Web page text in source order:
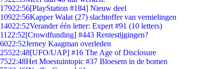
17922:56[PlayStation #184] Nieuw deel
10922:56Kapper Walat (27) slachtoffer van vernielingen
14022:52Verander één letter: Expert #91 (10 letters)
11 22:52[Crowdfunding] #443 Rentestijgingen?
6022:52Jerney Kaagman overleden
25522:48[UFO/UAP] #16 The Age of Disclosure
7522:48Het Moestuintopic #37 Bloesem in de bomen